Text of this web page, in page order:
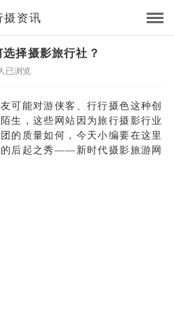
摄资讯
择摄影旅行社？
已浏览
可能对游侠客、行行摄色这种创
生，这些网站因为旅行摄影行业
的质量如何，今天小编要在这里
后起之秀 ——新时代摄影旅游网